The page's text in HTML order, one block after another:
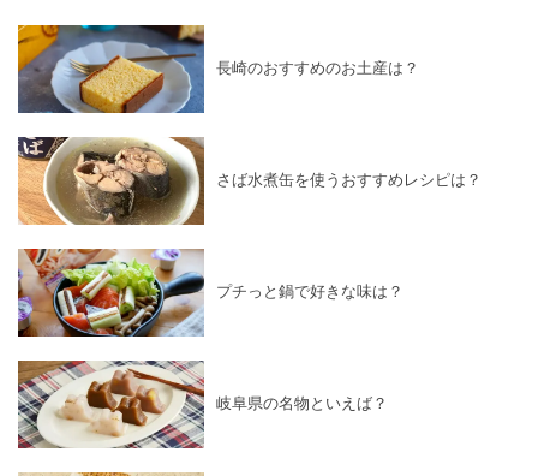
長崎のおすすめのお土産は？
さば水煮缶を使うおすすめレシピは？
プチっと鍋で好きな味は？
岐阜県の名物といえば？